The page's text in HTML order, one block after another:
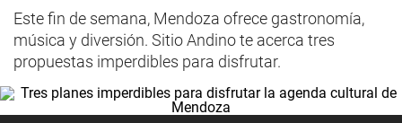
Este fin de semana, Mendoza ofrece gastronomía,
música y diversión. Sitio Andino te acerca tres
propuestas imperdibles para disfrutar.